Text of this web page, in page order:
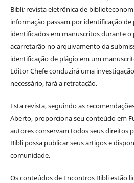
Bibli: revista eletrônica de
informaçãopassam por identificação
identificados em manuscritos durante o
acarretarão no arquivamento da
identificação de plágio em um
Editor Chefe conduzirá uma
necessário, fará a retratação.
Esta revista, seguindo as
Aberto, proporciona seu conteúdo em
autores conservam todos seus direitos
Bibli possa publicar seus artigos e
comunidade.
Os conteúdos de Encontros Bibli estão